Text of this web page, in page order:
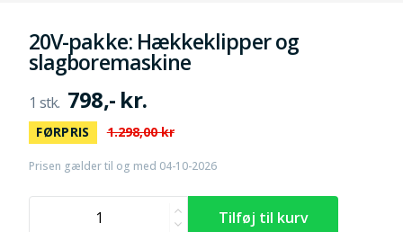
20V-pakke: Hækkeklipper og
slagboremaskine
798,- kr.
FØRPRIS 1.298,00 kr
Prisen gælder til og med 04-10-2026